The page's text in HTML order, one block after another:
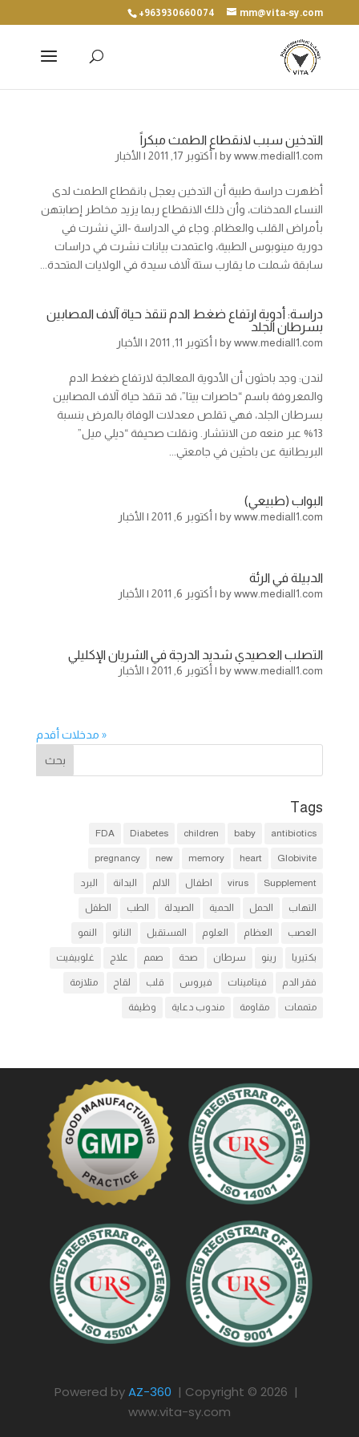
+963930660074 mm@vita-sy.com
التدخين سبب لانقطاع الطمث مبكراً
bywww.mediall1.com
| أكتوبر 17, 2011 | الأخبار
أظهرت دراسة طبية أن التدخين يعجل بانقطاع الطمث لدى
النساء المدخنات، وأن ذلك الانقطاع ربما يزيد مخاطر إصابتهن
بأمراض القلب والعظام. وجاء في الدراسة -التي نشرت في
دورية مينوبوس الطبية، واعتمدت بيانات نشرت في دراسات
سابقة شملت ما يقارب ستة آلاف سيدة في الولايات المتحدة...
دراسة: أدوية ارتفاع ضغط الدم تنقذ حياة آلاف المصابين
بسرطان الجلد
bywww.mediall1.com
| أكتوبر 11, 2011 | الأخبار
لندن: وجد باحثون أن الأدوية المعالجة لارتفاع ضغط الدم
والمعروفة باسم “حاصرات بيتا”، قد تنقذ حياة آلاف المصابين
بسرطان الجلد، فهي تقلص معدلات الوفاة بالمرض بنسبة
13% عبر منعه من الانتشار. ونقلت صحيفة “ديلي ميل”
البريطانية عن باحثين في جامعتي...
البواب (طبيعي)
bywww.mediall1.com
| أكتوبر 6, 2011 | الأخبار
الدبيلة في الرئة
bywww.mediall1.com
| أكتوبر 6, 2011 | الأخبار
التصلب العصيدي شديد الدرجة في الشريان الإكليلي
bywww.mediall1.com
| أكتوبر 6, 2011 | الأخبار
« مدخلات أقدم
Tags
antibiotics
baby
children
Diabetes
FDA
Globivite
heart
memory
new
pregnancy
Supplement
virus اطفال الالم البدانة البرد
التهاب الحمل الحمية الصيدلة الطب الطفل
العصب العظام العلوم المستقبل النانو النمو
بكتيريا رينو سرطان صحة صمم علاج غلوبيفيت
فقر الدم فيتامينات فيروس قلب لقاح متلازمة
متممات مقاومة مندوب دعاية وظيفة
Powered byAZ-360 | Copyright © 2026 |
www.vita-sy.com